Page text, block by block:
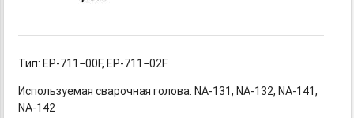
Тип: EP-711−00F, EP-711−02F
Используемая сварочнаяголова: NA-131, NA-132, NA-141,
NA-142